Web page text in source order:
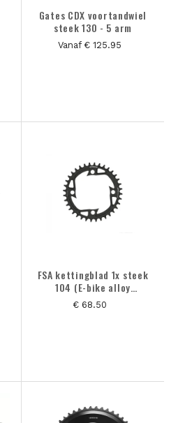
Gates CDX voortandwiel
steek 130 - 5 arm
Vanaf € 125.95
FSA kettingblad 1x steek
104 (E-bike alloy
megatooth - WB454)
€ 68.50